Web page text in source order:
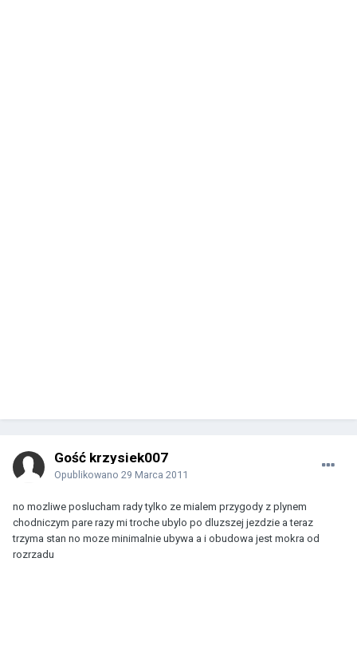
Gość krzysiek007
Opublikowano 29 Marca 2011
no mozliwe poslucham rady tylko ze mialem przygody z plynem
chodniczym pare razy mi troche ubylo po dluzszej jezdzie a teraz
trzyma stan no moze minimalnie ubywa a i obudowa jest mokra od
rozrzadu